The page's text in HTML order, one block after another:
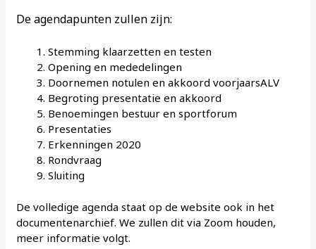
De agendapunten zullen zijn:
Stemming klaarzetten en testen
Opening en mededelingen
Doornemen notulen en akkoord voorjaarsALV
Begroting presentatie en akkoord
Benoemingen bestuur en sportforum
Presentaties
Erkenningen 2020
Rondvraag
Sluiting
De volledige agenda staat op de website ook in het
documentenarchief. We zullen dit via Zoom houden,
meer informatie volgt.